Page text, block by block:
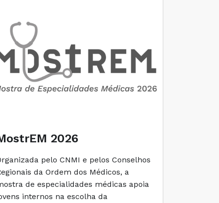
2026
pelo CNMI e pelos Conselhos
da Ordem dos Médicos, a
de especialidades médicas apoia
internos na escolha da